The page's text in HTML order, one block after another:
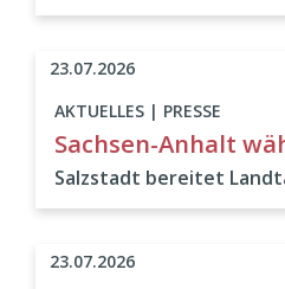
AKTUELLES | PRESSE
Sachsen-Anhalt
Salzstadt bereitet
23.07.2026
23.07.2026